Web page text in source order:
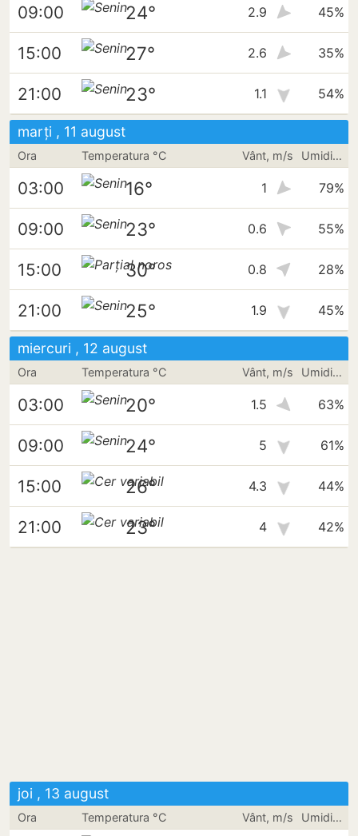
09:00 24° 2.9 45%
15:00 27° 2.6 35%
21:00 23° 1.1 54%
marți , 11 august
Ora Temperatura °C Vânt, m/s Umiditate
03:00 16° 1 79%
09:00 23° 0.6 55%
15:00 30° 0.8 28%
21:00 25° 1.9 45%
miercuri , 12 august
Ora Temperatura °C Vânt, m/s Umiditate
03:00 20° 1.5 63%
09:00 24° 5 61%
15:00 26° 4.3 44%
21:00 23° 4 42%
joi , 13 august
Ora Temperatura °C Vânt, m/s Umiditate